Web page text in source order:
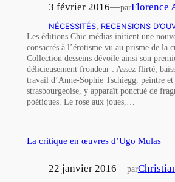
3 février 2016—parFlorence
NÉCESSITÉS, RECENSIONS
Les éditions Chic médias initient une
consacrés à l’érotisme vu au prisme de la
Collection desseins dévoile ainsi son
délicieusement frondeur : Assez flirté,
travail d’Anne-Sophie Tschiegg, peintre
strasbourgeoise, y apparaît ponctué de
poétiques. Le rose aux joues,…
La critique en œuvres d’Ugo Mulas
22 janvier 2016—par